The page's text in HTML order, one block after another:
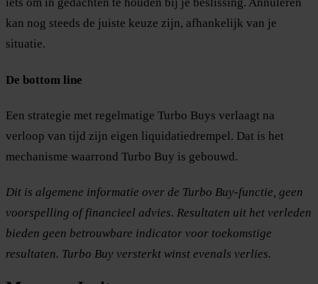
kan nog steeds de juiste keuze zijn, afhankelijk van je
situatie.
De bottom line
Een strategie met regelmatige Turbo Buys verlaagt na
verloop van tijd zijn eigen liquidatiedrempel. Dat is het
mechanisme waarrond Turbo Buy is gebouwd.
Dit is algemene informatie over de Turbo Buy-functie, geen
voorspelling of financieel advies. Resultaten uit het verleden
bieden geen betrouwbare indicator voor toekomstige
resultaten. Turbo Buy versterkt winst evenals verlies.